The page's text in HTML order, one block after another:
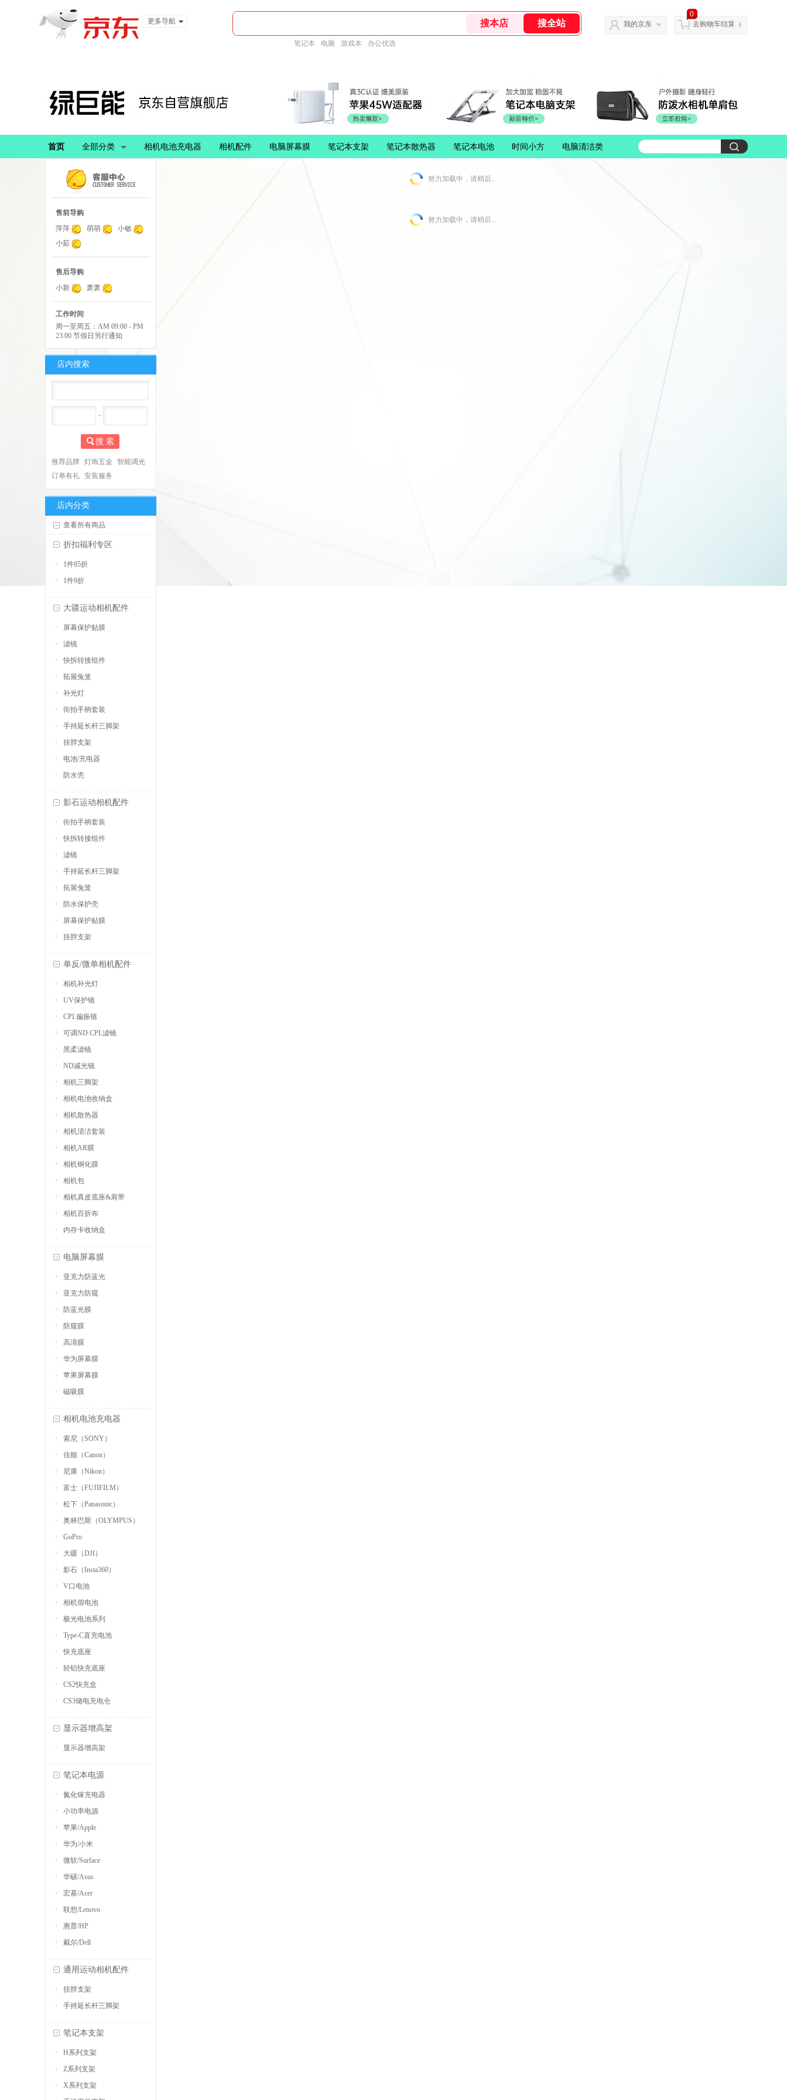
更多导航
笔记本 电脑 游戏本 办公优选
我的京东
0
去购物车结算
首页 全部分类 相机电池充电器 相机配件 电脑屏幕膜 笔记本支架 笔记本散热器 笔记本电池 时间小方 电脑清洁类
售前导购
萍萍
萌萌
小敏
小茹
售后导购
小新
萧萧
工作时间
周一至周五：AM 09:00 - PM
23:00 节假日另行通知
店内搜索
-
搜 索
推荐品牌 灯饰五金
智能调光
订单有礼 安装服务
店内分类
查看所有商品
折扣福利专区
1件85折
1件9折
大疆运动相机配件
屏幕保护贴膜
滤镜
快拆转接组件
拓展兔笼
补光灯
街拍手柄套装
手持延长杆三脚架
挂脖支架
电池/充电器
防水壳
影石运动相机配件
街拍手柄套装
快拆转接组件
滤镜
手持延长杆三脚架
拓展兔笼
防水保护壳
屏幕保护贴膜
挂脖支架
单反/微单相机配件
相机补光灯
UV保护镜
CPL偏振镜
可调ND CPL滤镜
黑柔滤镜
ND减光镜
相机三脚架
相机电池收纳盒
相机散热器
相机清洁套装
相机AR膜
相机钢化膜
相机包
相机真皮底座&肩带
相机百折布
内存卡收纳盒
电脑屏幕膜
亚克力防蓝光
亚克力防窥
防蓝光膜
防窥膜
高清膜
华为屏幕膜
苹果屏幕膜
磁吸膜
相机电池充电器
索尼（SONY）
佳能（Canon）
尼康（Nikon）
富士（FUJIFILM）
松下（Panasonic）
奥林巴斯（OLYMPUS）
GoPro
大疆（DJI）
影石（Insta360）
V口电池
相机假电池
极光电池系列
Type-C直充电池
快充底座
轻铝快充底座
CS2快充盒
CS3储电充电仓
显示器增高架
显示器增高架
笔记本电源
氮化镓充电器
小功率电源
苹果/Apple
华为/小米
微软/Surface
华硕/Asus
宏基/Acer
联想/Lenovo
惠普/HP
戴尔/Dell
通用运动相机配件
挂脖支架
手持延长杆三脚架
笔记本支架
H系列支架
Z系列支架
X系列支架
努力加载中，请稍后...
努力加载中，请稍后...